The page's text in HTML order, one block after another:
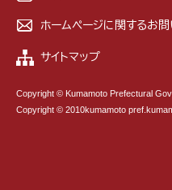
ホームページに関するお
サイトマップ
Copyright © Kumamoto Prefectural
Copyright © 2010kumamoto